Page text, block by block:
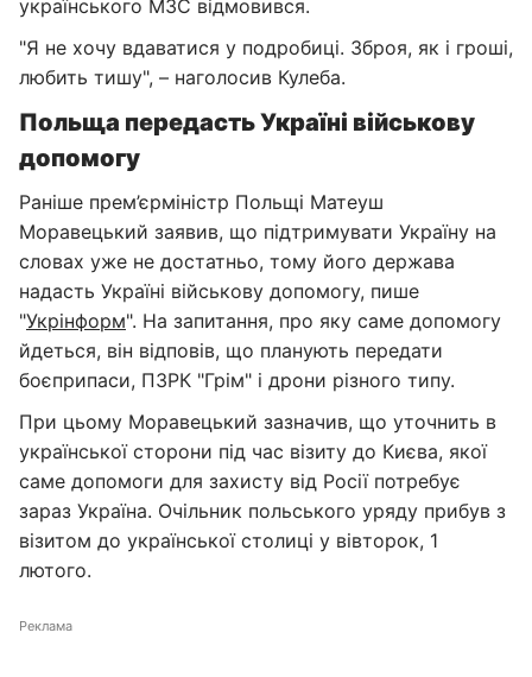
українського МЗС відмовився.
"Я не хочу вдаватися у подробиці. Зброя, як і гроші,
любить тишу", – наголосив Кулеба.
Польща передасть Україні військову
допомогу
Раніше прем’єрміністр Польщі Матеуш
Моравецький заявив, що підтримувати Україну на
словах уже не достатньо, тому його держава
надасть Україні військову допомогу, пише
"Укрінформ". На запитання, про яку саме допомогу
йдеться, він відповів, що планують передати
боєприпаси, ПЗРК "Грім" і дрони різного типу.
При цьому Моравецький зазначив, що уточнить в
української сторони під час візиту до Києва, якої
саме допомоги для захисту від Росії потребує
зараз Україна. Очільник польського уряду прибув з
візитом до української столиці у вівторок, 1
лютого.
Реклама